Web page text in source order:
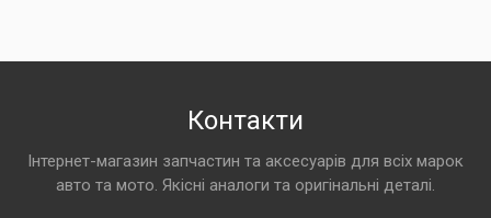
Контакти
Інтернет-магазин запчастин та аксесуарів для всіх марок
авто та мото. Якісні аналоги та оригінальні деталі.